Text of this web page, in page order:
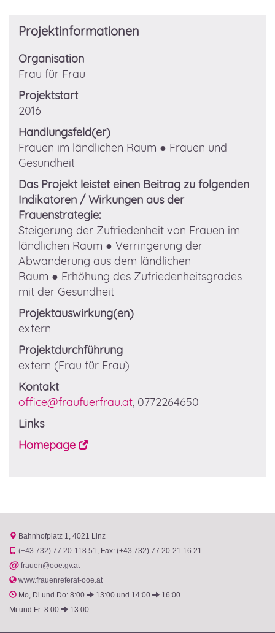
Projektinformationen
Organisation
Frau für Frau
Projektstart
2016
Handlungsfeld(er)
Frauen im ländlichen Raum ● Frauen und
Gesundheit
Das Projekt leistet einen Beitrag zu folgenden
Indikatoren / Wirkungen aus der
Frauenstrategie:
Steigerung der Zufriedenheit von Frauen im
ländlichen Raum ● Verringerung der
Abwanderung aus dem ländlichen
Raum ● Erhöhung des Zufriedenheitsgrades
mit der Gesundheit
Projektauswirkung(en)
extern
Projektdurchführung
extern (Frau für Frau)
Kontakt
office@fraufuerfrau.at, 0772264650
Links
Homepage
Bahnhofplatz 1 4021 Linz
(+43 732) 77 20-118 51
Fax: (+43 732) 77 20-21 16 21
@ frauen@ooe.gv.at
www.frauenreferat-ooe.at
Mo, Di und Do: 8:00
13:00 und 14:00
16:00
Mi und Fr: 8:00
13:00